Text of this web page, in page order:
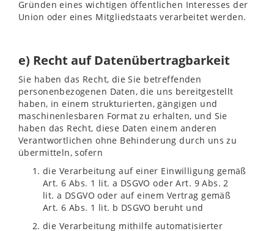
Gründen eines wichtigen öffentlichen Interesses der
Union oder eines Mitgliedstaats verarbeitet werden.
e) Recht auf Datenübertragbarkeit
Sie haben das Recht, die Sie betreffenden
personenbezogenen Daten, die uns bereitgestellt
haben, in einem strukturierten, gängigen und
maschinenlesbaren Format zu erhalten, und Sie
haben das Recht, diese Daten einem anderen
Verantwortlichen ohne Behinderung durch uns zu
übermitteln, sofern
die Verarbeitung auf einer Einwilligung gemäß
Art. 6 Abs. 1 lit. a DSGVO oder Art. 9 Abs. 2
lit. a DSGVO oder auf einem Vertrag gemäß
Art. 6 Abs. 1 lit. b DSGVO beruht und
die Verarbeitung mithilfe automatisierter